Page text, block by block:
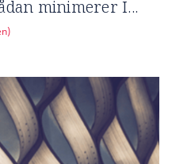
minimerer I...